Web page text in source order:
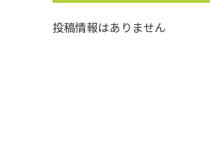
投稿情報はありません